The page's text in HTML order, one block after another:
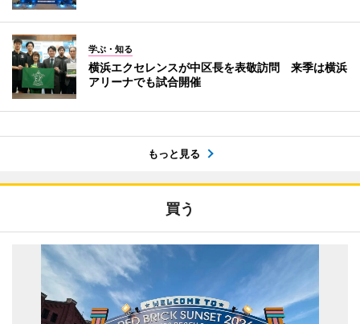
学ぶ・知る
横浜エクセレンスが中区長を表敬訪問 来季は横浜
アリーナでも試合開催
もっと見る
買う